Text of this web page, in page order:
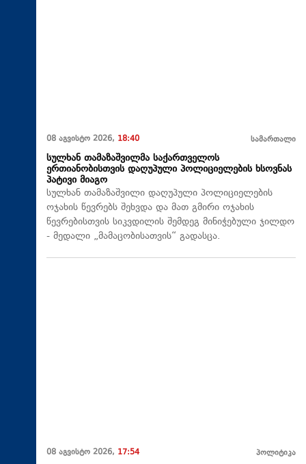
08 აგვისტო 2026, 18:40 სამართალი
სულხან თამაზაშვილმა საქართველოს
ერთიანობისთვის დაღუპული პოლიციელების ხსოვნას
პატივი მიაგო
სულხან თამაზაშვილი დაღუპული პოლიციელების
ოჯახის წევრებს შეხვდა და მათ გმირი ოჯახის
წევრებისთვის სიკვდილის შემდეგ მინიჭებული ჯილდო
- მედალი „მამაცობისათვის“ გადასცა.
08 აგვისტო 2026, 17:54 პოლიტიკა